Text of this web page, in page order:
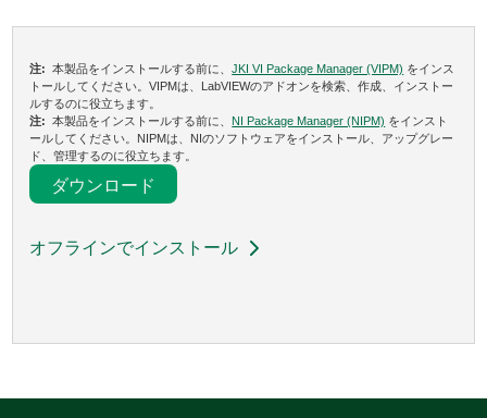
注:本製品をインストールする前に、JKI VI Package Manager (VIPM) をインス
トールしてください。VIPMは、LabVIEWのアドオンを検索、作成、インストー
ルするのに役立ちます。
注:本製品をインストールする前に、 NI Package Manager (NIPM) をインスト
ールしてください。NIPMは、NIのソフトウェアをインストール、アップグレー
ド、管理するのに役立ちます。
ダウンロード
オフラインでインストール